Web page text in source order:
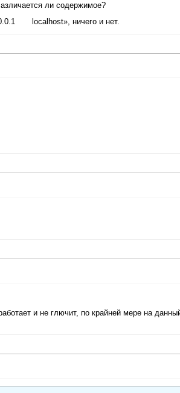
ли содержимое?
localhost», ничего и нет.
и не глючит, по крайней мере на